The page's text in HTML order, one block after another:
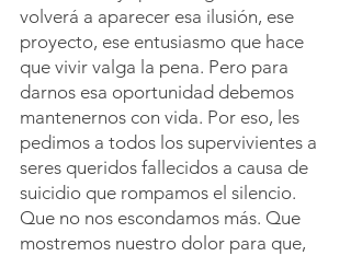
volverá a aparecer esa ilusión, ese
proyecto, ese entusiasmo que hace
que vivir valga la pena. Pero para
darnos esa oportunidad debemos
mantenernos con vida. Por eso, les
pedimos a todos los supervivientes a
seres queridos fallecidos a causa de
suicidio que rompamos el silencio.
Que no nos escondamos más. Que
mostremos nuestro dolor para que,